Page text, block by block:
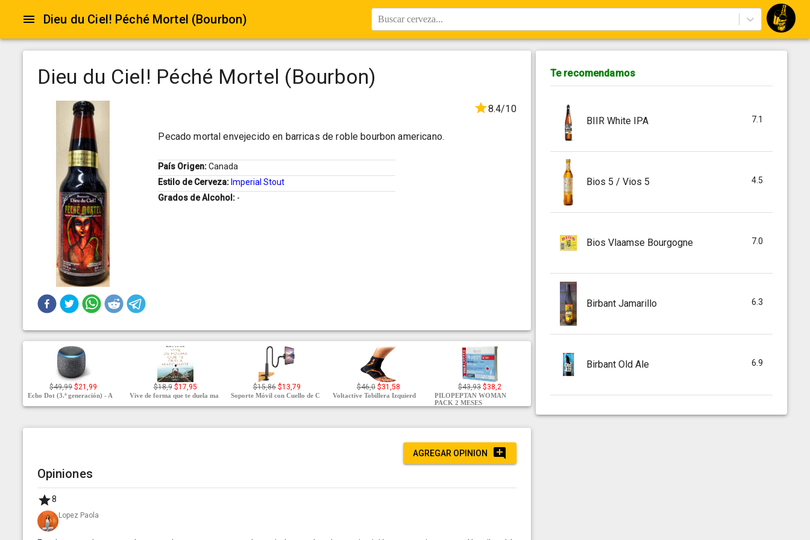
Dieu du Ciel! Péché Mortel (Bourbon) Buscar cerveza...
Dieu du Ciel! Péché Mortel (Bourbon)
8.4/10
Pecado mortal envejecido en barricas de roble bourbon americano.
País Origen:Canada
Estilo de Cerveza: Imperial Stout
Grados de Alcohol: -
$49,99 $21,99
Echo Dot (3.ª generación) - A
$18,9 $17,95
Vive de forma que te duela ma
$15,86 $13,79
Soporte Móvil con Cuello de C
$46,0 $31,58
Voltactive Tobillera Izquierd
$43,93 $38,2
PILOPEPTAN WOMAN
PACK 2 MESES
AGREGAR OPINION
Opiniones
8
Lopez Paola
Te recomendamos
BIIR White IPA 7.1
Bios 5 / Vios 5 4.5
Bios Vlaamse Bourgogne 7.0
Birbant Jamarillo 6.3
Birbant Old Ale 6.9